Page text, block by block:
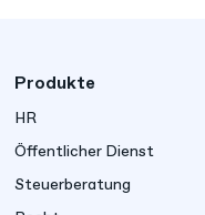
Produkte
HR
Öffentlicher Dienst
Steuerberatung